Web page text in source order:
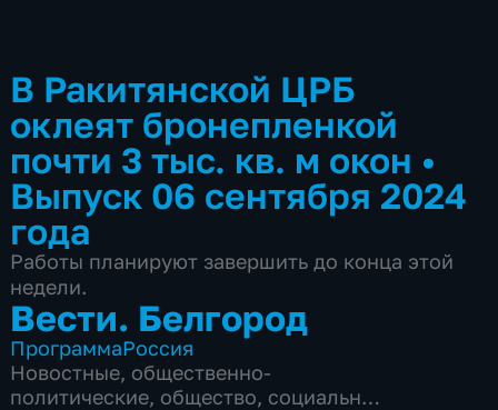
В Ракитянской ЦРБ
оклеят бронепленкой
почти 3 тыс. кв. м окон •
Выпуск 06 сентября 2024
года
Работы планируют завершить до конца этой
недели.
Вести. Белгород
ПрограммаРоссия
Новостные, общественно-
политические, общество, социально-